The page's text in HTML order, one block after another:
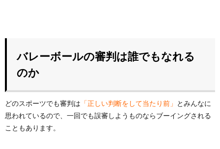
バレーボールの審判は誰でもなれる
のか
どのスポーツでも審判は 「正しい判断をして当たり前」 とみんなに
思われているので、一回でも誤審しようものならブーイングされる
こともあります。